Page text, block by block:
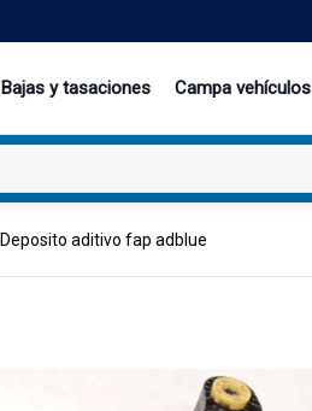
Bajas y tasaciones Campa vehículos
Deposito aditivo fap adblue